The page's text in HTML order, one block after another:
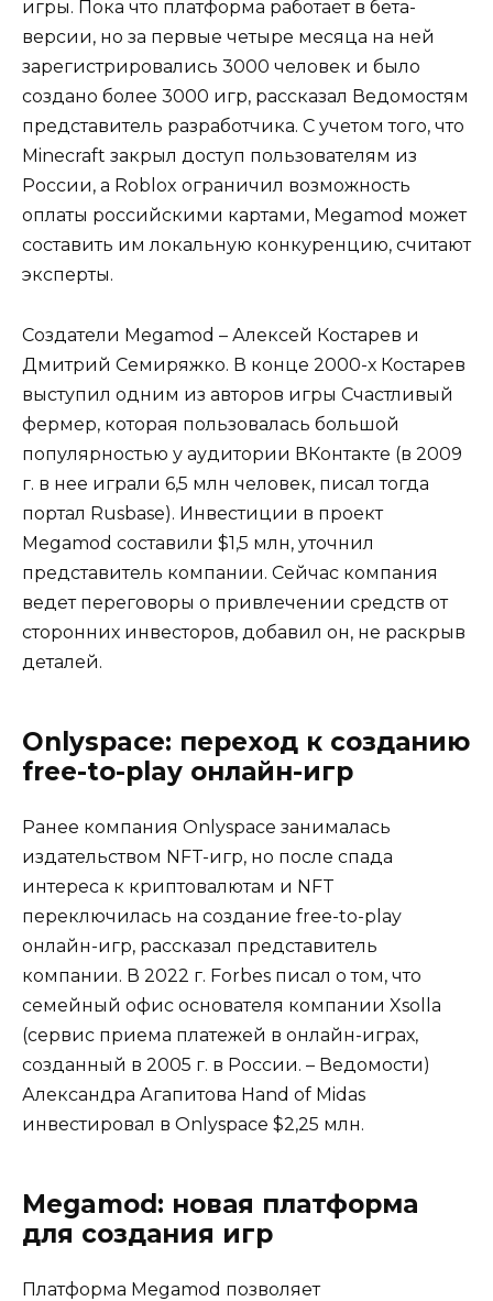
игры. Пока что платформа работает в бета-
версии, но за первые четыре месяца на ней
зарегистрировались 3000 человек и было
создано более 3000 игр, рассказал Ведомостям
представитель разработчика. С учетом того, что
Minecraft закрыл доступ пользователям из
России, а Roblox ограничил возможность
оплаты российскими картами, Megamod может
составить им локальную конкуренцию, считают
эксперты.
Создатели Megamod – Алексей Костарев и
Дмитрий Семиряжко. В конце 2000-х Костарев
выступил одним из авторов игры Счастливый
фермер, которая пользовалась большой
популярностью у аудитории ВКонтакте (в 2009
г. в нее играли 6,5 млн человек, писал тогда
портал Rusbase). Инвестиции в проект
Megamod составили $1,5 млн, уточнил
представитель компании. Сейчас компания
ведет переговоры о привлечении средств от
сторонних инвесторов, добавил он, не раскрыв
деталей.
Onlyspace: переход к созданию
free-to-play онлайн-игр
Ранее компания Onlyspace занималась
издательством NFT-игр, но после спада
интереса к криптовалютам и NFT
переключилась на создание free-to-play
онлайн-игр, рассказал представитель
компании. В 2022 г. Forbes писал о том, что
семейный офис основателя компании Xsolla
(сервис приема платежей в онлайн-играх,
созданный в 2005 г. в России. – Ведомости)
Александра Агапитова Hand of Midas
инвестировал в Onlyspace $2,25 млн.
Megamod: новая платформа
для создания игр
Платформа Megamod позволяет